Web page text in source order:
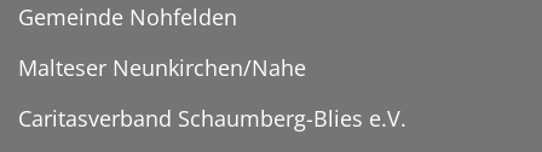
Gemeinde Nohfelden
Malteser Neunkirchen/Nahe
Caritasverband Schaumberg-Blies e.V.